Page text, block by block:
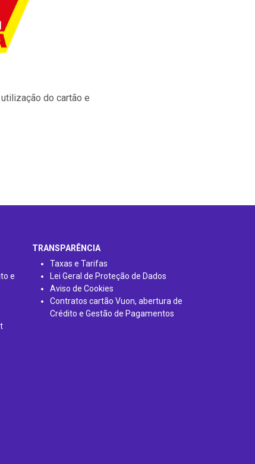
do cartão e
e
TRANSPARÊNCIA
Taxas e Tarifas
Lei Geral de Proteção de Dados
Aviso de Cookies
Contratos cartão Vuon, abertura de
Crédito e Gestão de Pagamentos